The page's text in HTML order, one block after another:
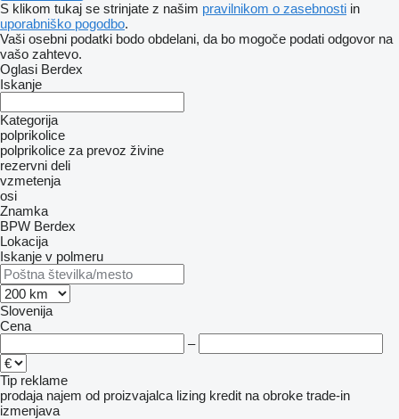
S klikom tukaj se strinjate z našim pravilnikom o zasebnosti in
uporabniško pogodbo.
Vaši osebni podatki bodo obdelani, da bo mogoče podati odgovor na
vašo zahtevo.
Oglasi Berdex
Iskanje
Kategorija
polprikolice
polprikolice za prevoz živine
rezervni deli
vzmetenja
osi
Znamka
BPW Berdex
Lokacija
Iskanje v polmeru
Slovenija
Cena
–
Tip reklame
prodaja najem od proizvajalca lizing kredit na obroke trade-in
izmenjava